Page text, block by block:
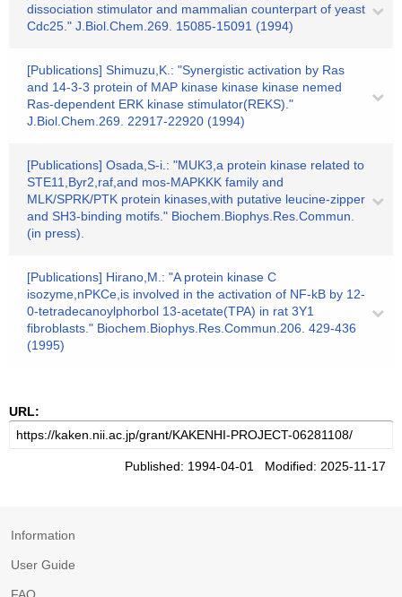
dissociation stimulator and mammalian counterpart of yeast
Cdc25." J.Biol.Chem.269. 15085-15091 (1994)
[Publications] Shimuzu,K.: "Synergistic activation by Ras
and 14-3-3 protein of MAP kinase kinase kinase nemed
Ras-dependent ERK kinase stimulator(REKS)."
J.Biol.Chem.269. 22917-22920 (1994)
[Publications] Osada,S-i.: "MUK3,a protein kinase related to
STE11,Byr2,raf,and mos-MAPKKK family and
MLK/SPRK/PTK protein kinases,with putative leucine-zipper
and SH3-binding motifs." Biochem.Biophys.Res.Commun.
(in press).
[Publications] Hirano,M.: "A protein kinase C
isozyme,nPKCe,is involved in the activation of NF-kB by 12-
0-tetradecanoylphorbol 13-acetate(TPA) in rat 3Y1
fibroblasts." Biochem.Biophys.Res.Commun.206. 429-436
(1995)
URL:
Published: 1994-04-01 Modified: 2025-11-17
Information
User Guide